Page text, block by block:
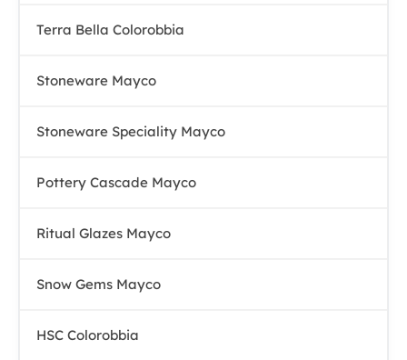
Terra Bella Colorobbia
Stoneware Mayco
Stoneware Speciality Mayco
Pottery Cascade Mayco
Ritual Glazes Mayco
Snow Gems Mayco
HSC Colorobbia